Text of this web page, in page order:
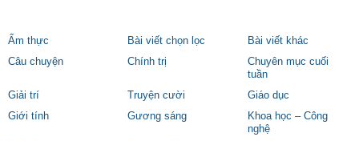
Ẩm thực Bài viết chọn lọc
Bài viết khác
Câu chuyện
Chính trị
Chuyên mục cuối
tuần
Giải trí
Truyện cười
Giáo dục
Giới tính
Gương sáng
Khoa học – Công
nghệ